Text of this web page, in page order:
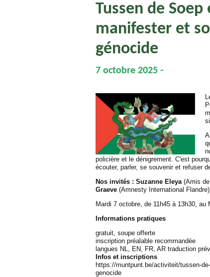
Tussen de
manifester et
génocide
7 octobre 2025 -
policière et le dénigrement. C'est
écouter, parler, se souvenir et refuser
Nos invités : Suzanne Eleya(Amis de
Graeve (Amnesty International
Mardi 7 octobre, de 11h45 à 13h30, au
Informations pratiques
gratuit, soupe offerte
inscription préalable recommandée
langues NL, EN, FR, AR traduction
Infos et inscriptions
https://muntpunt.be/activiteit/tussen-
genocide